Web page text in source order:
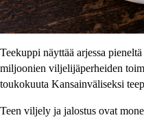
Teekuppi näyttää arjessa
miljoonien viljelijäperheiden
toukokuuta Kansainväliseksi
Teen viljely ja jalostus ovat